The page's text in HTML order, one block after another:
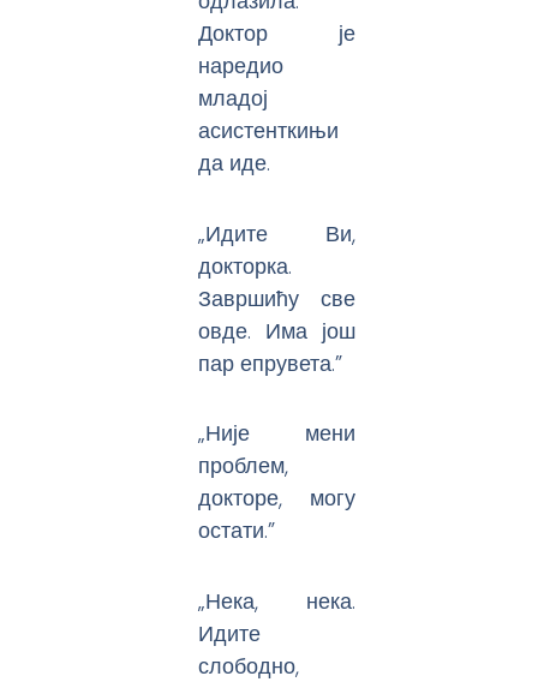
Доктор је
наредио
младој
асистенткињи
да иде.
„Идите Ви,
докторка.
Завршићу све
овде. Има још
пар епрувета.”
„Није мени
проблем,
докторе, могу
остати.”
„Нека, нека.
Идите
слободно,